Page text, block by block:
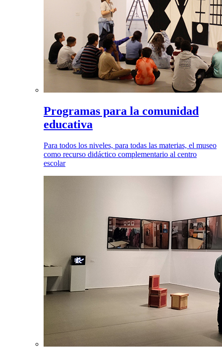
Programas para la comunidad
educativa
Para todos los niveles, para todas las materias, el museo
como recurso didáctico complementario al centro
escolar